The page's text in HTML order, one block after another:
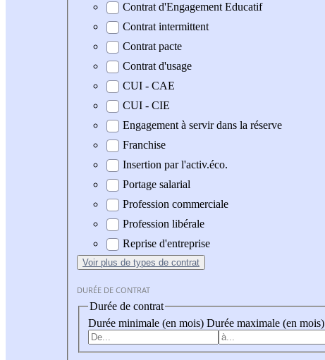
Contrat d'Engagement Educatif
Contrat intermittent
Contrat pacte
Contrat d'usage
CUI - CAE
CUI - CIE
Engagement à servir dans la réserve
Franchise
Insertion par l'activ.éco.
Portage salarial
Profession commerciale
Profession libérale
Reprise d'entreprise
Voir plus de types de contrat
DURÉE DE CONTRAT
Durée de contrat
Durée minimale (en mois) Durée maximale (en mois)